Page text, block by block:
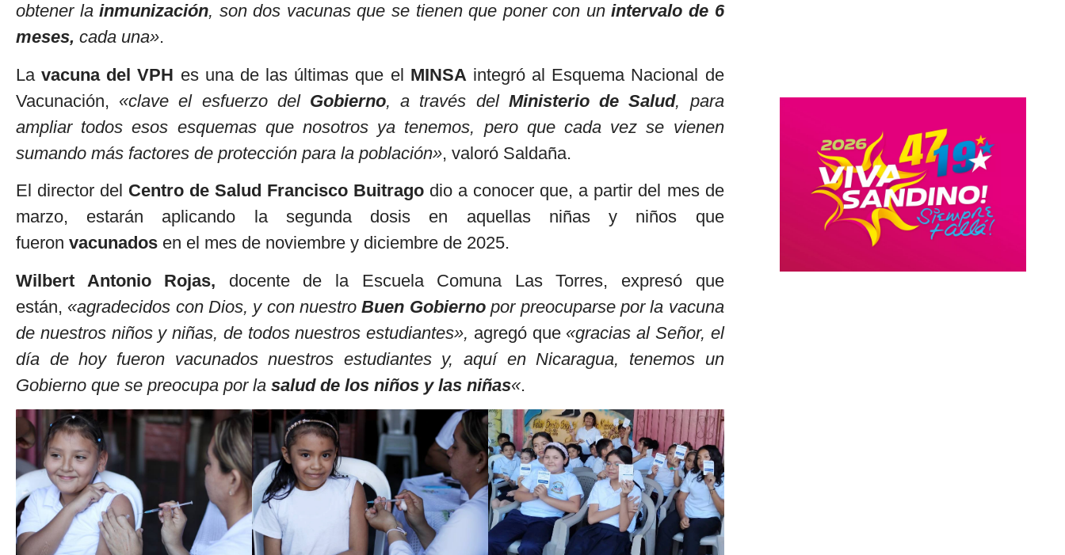
obtener lainmunización, son dos vacunas que se tienen que poner con unintervalo de 6
meses, cada una».
Lavacuna del VPH es una de las últimas que el MINSA integró al Esquema Nacional de
Vacunación, «clave el esfuerzo del Gobierno, a través delMinisterio de Salud, para
ampliar todos esos esquemas que nosotros ya tenemos, pero que cada vez se vienen
sumando más factores de protección para la población», valoró Saldaña.
El director del Centro de Salud Francisco Buitrago dio a conocer que, a partir del mes de
marzo, estarán aplicando la segunda dosis en aquellas niñas y niños que
fueron vacunados en el mes de noviembre y diciembre de 2025.
Wilbert Antonio Rojas, docente de la Escuela Comuna Las Torres, expresó que
están, «agradecidos con Dios, y con nuestroBuen Gobiernopor preocuparse por la vacuna
de nuestros niños y niñas, de todos nuestros estudiantes», agregó que«gracias al Señor, el
día de hoy fueron vacunados nuestros estudiantes y, aquí en Nicaragua, tenemos un
Gobierno que se preocupa por la salud de los niños y las niñas«.